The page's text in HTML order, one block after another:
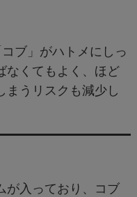
ブ」がハトメにしっ
なくてもよく、ほど
まうリスクも減少し
が入っており、コブ